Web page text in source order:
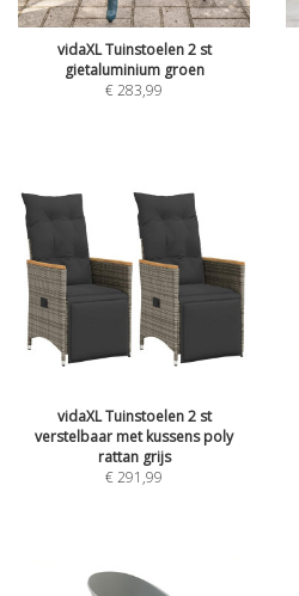
vidaXL Tuinstoelen 2 st
gietaluminium groen
€283,99
vidaXL Tuinstoelen 2 st
verstelbaar met kussens poly
rattan grijs
€291,99